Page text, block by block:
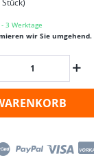
3 Werktage
wir Sie umgehend.